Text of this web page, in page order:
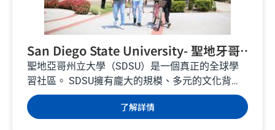
San Diego State University- 聖地牙哥
語言學校 – 美國遊學
聖地亞哥州立大學（SDSU）是一個真正的全球學
習社區。 SDSU擁有龐大的規模、多元的文化背
景，並以卓越的教育聲譽享譽全球，已經成為美國
頂尖大學之一。...
了解詳情